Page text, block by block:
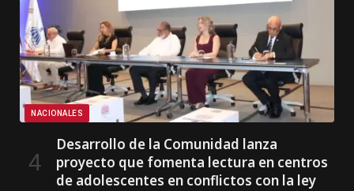
NACIONALES
Desarrollo de la Comunidad lanza
proyecto que fomenta lectura en centros
de adolescentes en conflictos con la ley